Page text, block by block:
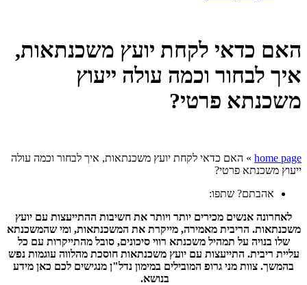
האם כדאי לקחת יועץ משכנתאות,
איך לבחור וכמה עולה ייעוץ
משכנתא פרטי?
home page
» האם כדאי לקחת יועץ משכנתאות, איך לבחור וכמה עולה
ייעוץ משכנתא פרטי?
אהבתם? שתפו:
לאחרונה אנשים מכירים יותר ויותר את חשיבות ההתייעצות עם יועץ
משכנתאות. הריבית מאמירה, מייקרת את המשכנתאות, ומי שהמשכנתא
שלו בנויה על תמהיל משכנתא רווי סיכונים, סובל מהתייקרות עם כל
עליית ריבית. התייעצות עם יועץ משכנתאות חוסכת מהלווה עוגמות נפש
בהמשך. צוות מני גרופ המובילים במימון נדל"ן מנגישים לכם כאן מידע
בנושא.